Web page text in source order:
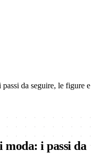
da seguire, le figure e
i passi da